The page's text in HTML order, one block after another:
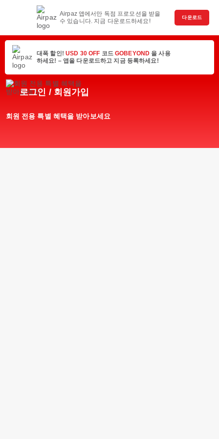
Airpaz 앱에서만 독점 프로모션을 받을
수 있습니다. 지금 다운로드하세요!
다운로드
대폭 할인! USD 30 OFF 코드 GOBEYOND 을 사용
하세요! – 앱을 다운로드하고 지금 등록하세요!
로그인 / 회원가입
회원 전용 특별 혜택을 받아보세요